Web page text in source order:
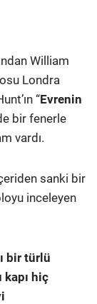
William
Londra
“Evrenin
bir fenerle
vardı.
sanki bir
inceleyen
bir türlü
kapı hiç